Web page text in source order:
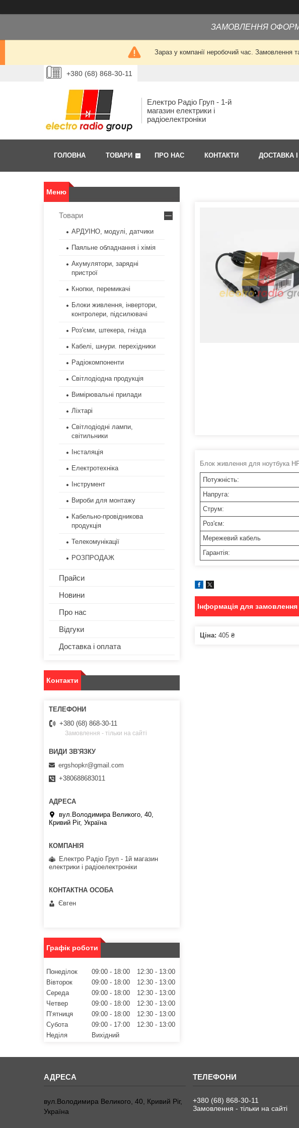
ЗАМОВЛЕННЯ
Зараз у компанії неробочий час. Замовлення
+380 (68) 868-30-11
Електро Радіо Груп - 1-й
магазин електрики і
радіоелектроніки
ГОЛОВНА ТОВАРИ ПРО НАС КОНТАКТИ ДОСТАВКА
Блок живлення для ноутбука
Потужність:
Напруга:
Струм:
Роз'єм:
Мережевий кабель
Гарантія:
Інформація для замовлення
Ціна: 405 ₴
Товари
АРДУІНО, модулі, датчики
Паяльне обладнання і хімія
Акумулятори, зарядні
пристрої
Кнопки, перемикачі
Блоки живлення, інвертори,
контролери, підсилювачі
Роз'єми, штекера, гнізда
Кабелі, шнури. перехідники
Радіокомпоненти
Світлодіодна продукція
Вимірювальні прилади
Ліхтарі
Світлодіодні лампи,
світильники
Інсталяція
Електротехніка
Інструмент
Вироби для монтажу
Кабельно-провідникова
продукція
Телекомунікації
РОЗПРОДАЖ
Прайси
Новини
Про нас
Відгуки
Доставка і оплата
Контакти
+380 (68) 868-30-11
Замовлення - тільки на сайті
ergshopkr@gmail.com
+380688683011
вул.Володимира Великого, 40,
Кривий Ріг, Україна
Електро Радіо Груп - 1й магазин
електрики і радіоелектроніки
Євген
Графік роботи
Понеділок 09:00 18:00 12:30
13:00
Вівторок
09:00 18:00 12:30
13:00
Середа
09:00 18:00 12:30
13:00
Четвер
09:00 18:00 12:30
13:00
Пʼятниця
09:00 18:00 12:30
13:00
Субота
09:00 17:00 12:30
13:00
Неділя
Вихідний
вул.Володимира Великого, 40, Кривий Ріг,
Україна
+380 (68) 868-30-11
Замовлення - тільки на сайті